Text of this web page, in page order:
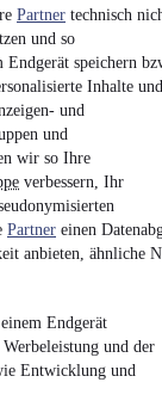
Partner technisch
und so
Endgerät speichern
Inhalte und
und
und
wir so Ihre
verbessern, Ihr
Partner einen
anbieten, ähnliche
Endgerät
und der
Entwicklung und
Klasse G (gew.
Kontakt